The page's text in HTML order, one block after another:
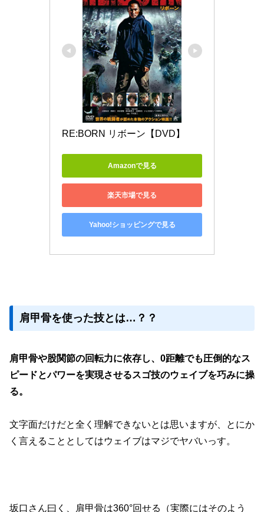
RE:BORN リボーン【DVD】
Amazonで見る
楽天市場で見る
Yahoo!ショッピングで見る
肩甲骨を使った技とは…？？
肩甲骨や股関節の回転力に依存し、0距離でも圧倒的なス
ピードとパワーを実現させるスゴ技のウェイブを巧みに操
る。
文字面だけだと全く理解できないとは思いますが、とにか
く言えることとしてはウェイブはマジでヤバいっす。
坂口さん曰く、肩甲骨は360°回せる（実際にはそのよう